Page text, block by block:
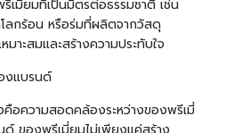
เมี่ยมที่เป็นมิตรต่อธรรมชาติ เช่น
ลกร้อน หรือร่มที่ผลิตจากวัสดุ
มาะสมและสร้างความประทับใจ
แบรนด์
อความสอดคล้องระหว่างของพรีเมี่